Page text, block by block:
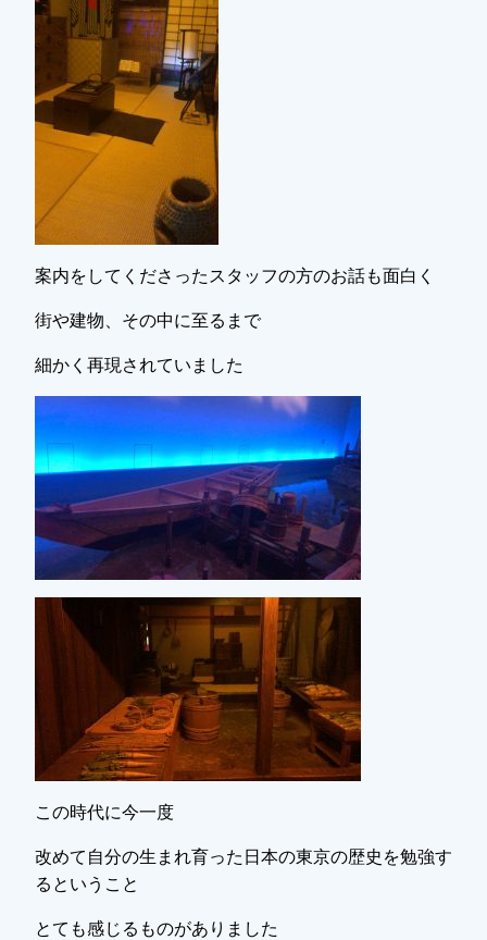
案内をしてくださったスタッフの方のお話も面白く
街や建物、その中に至るまで
細かく再現されていました
この時代に今一度
改めて自分の生まれ育った日本の東京の歴史を勉強す
るということ
とても感じるものがありました